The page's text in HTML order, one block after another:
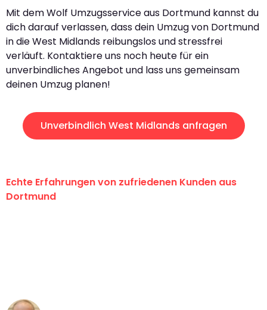
Mit dem Wolf Umzugsservice aus Dortmund kannst du
dich darauf verlassen, dass dein Umzug von Dortmund
in die West Midlands reibungslos und stressfrei
verläuft. Kontaktiere uns noch heute für ein
unverbindliches Angebot und lass uns gemeinsam
deinen Umzug planen!
Unverbindlich West Midlands anfragen
Echte Erfahrungen von zufriedenen Kunden aus
Dortmund